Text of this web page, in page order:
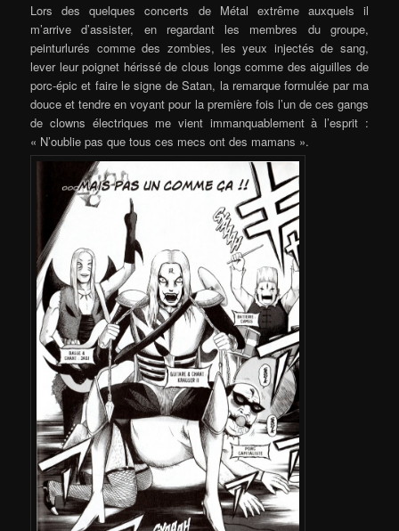
Lors des quelques concerts de Métal extrême auxquels il
m’arrive d’assister, en regardant les membres du groupe,
peinturlurés comme des zombies, les yeux injectés de sang,
lever leur poignet hérissé de clous longs comme des aiguilles de
porc-épic et faire le signe de Satan, la remarque formulée par ma
douce et tendre en voyant pour la première fois l’un de ces gangs
de clowns électriques me vient immanquablement à l’esprit :
« N’oublie pas que tous ces mecs ont des mamans ».